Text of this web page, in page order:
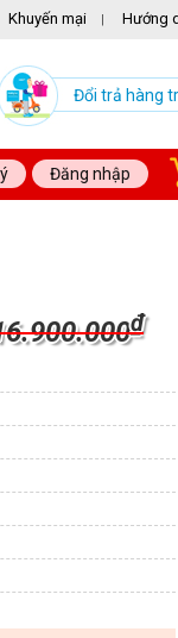
Khuyến mại | Hướng
Đổi trả hàng
Đăng nhập
₫